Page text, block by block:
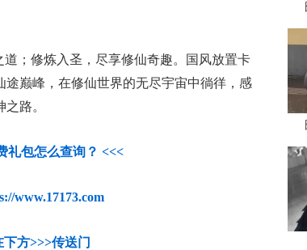
；修炼入圣，尽享修仙奇趣。国风放置卡
巅峰，在修仙世界的无尽宇宙中徜徉，感
路。
礼包怎么查询？ <<<
www.17173.com
方>>>传送门